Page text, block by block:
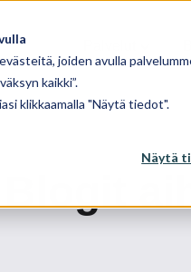
joiden avulla
kaikki”.
klikkaamalla "Näytä tiedot".
Näytä
Blogit